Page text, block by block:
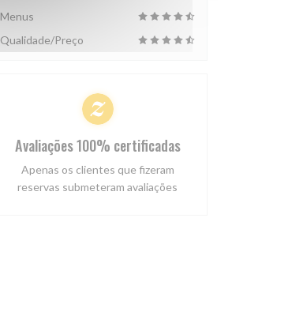
Menus
Qualidade/Preço
Avaliações 100% certificadas
Apenas os clientes que fizeram
reservas submeteram avaliações